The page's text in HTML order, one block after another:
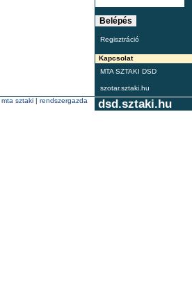
Regisztráció
Kapcsolat
MTA SZTAKI DSD
szotar.sztaki.hu
dsd.sztaki.hu
mta sztaki | rendszergazda